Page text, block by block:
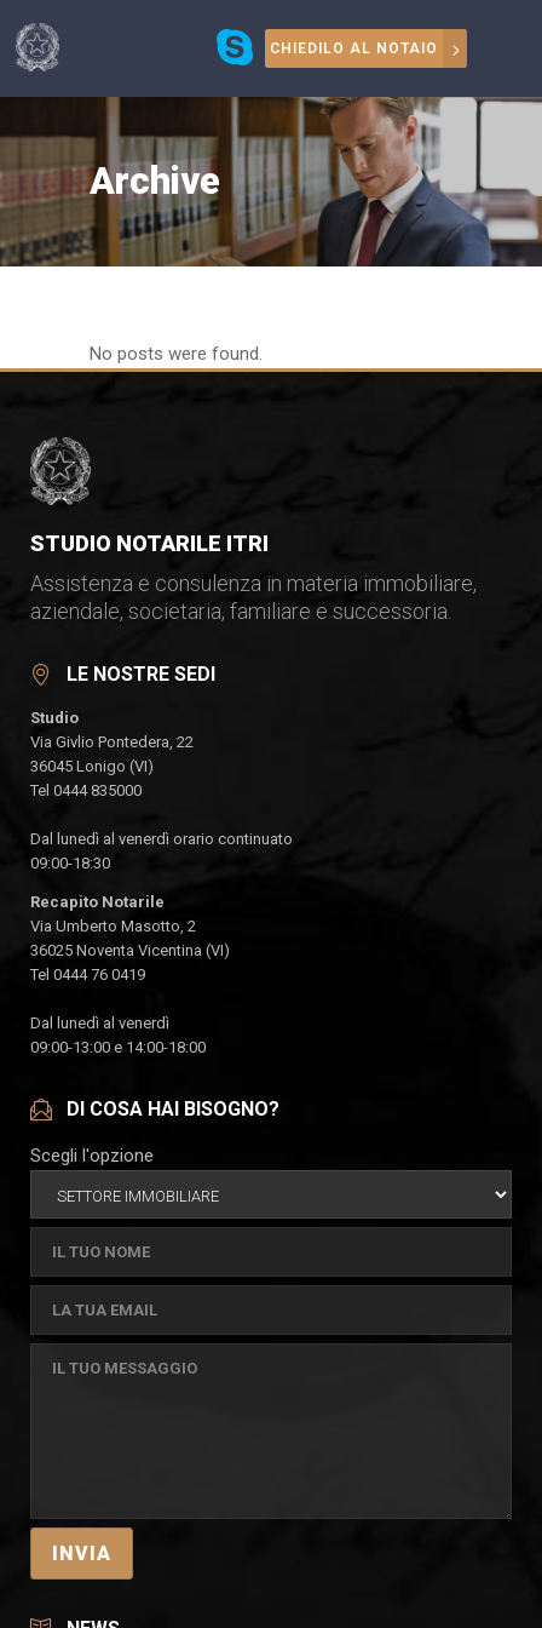
CHIEDILO AL NOTAIO
Archive
No posts were found.
STUDIO NOTARILE ITRI
Assistenza e consulenza in materia immobiliare,
aziendale, societaria, familiare e successoria.
LE NOSTRE SEDI
Studio
Via Givlio Pontedera, 22
36045 Lonigo (VI)
Tel 0444 835000
Dal lunedì al venerdì orario continuato
09:00-18:30
Recapito Notarile
Via Umberto Masotto, 2
36025 Noventa Vicentina (VI)
Tel 0444 76 0419
Dal lunedì al venerdì
09:00-13:00 e 14:00-18:00
DI COSA HAI BISOGNO?
Scegli l'opzione